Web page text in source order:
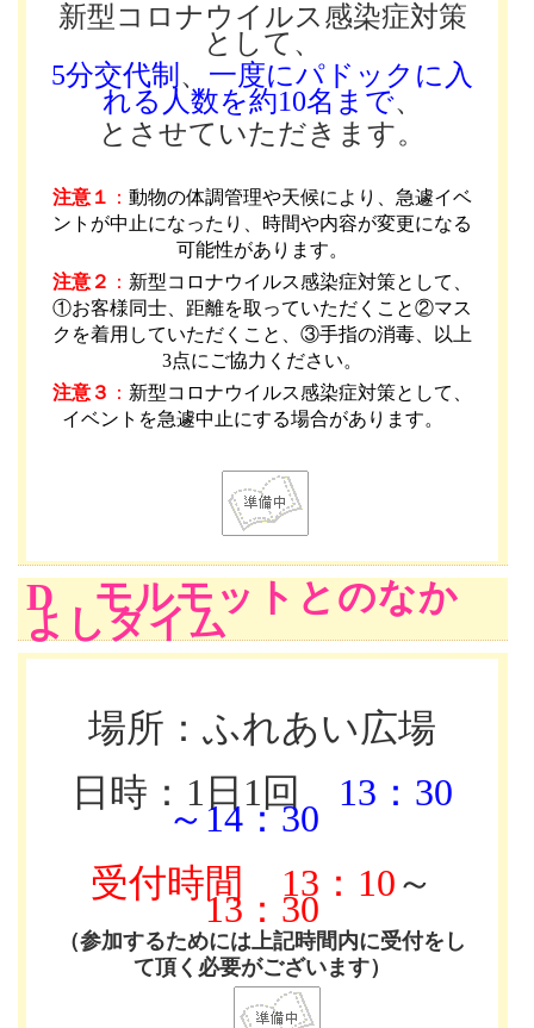
新型コロナウイルス感染症対策
として、
5分交代制 、 一度にパドックに入
れる人数を約10名まで、
とさせていただきます。
注意１ ：動物の体調管理や天候により、急遽イベ
ントが中止になったり、時間や内容が変更になる
可能性があります。
注意２ ： 新型コロナウイルス感染症対策として、
①お客様同士、距離を取っていただくこと②マス
クを着用していただくこと、③手指の消毒、以上
3点にご協力ください。
注意３ ： 新型コロナウイルス感染症対策として、
イベントを急遽中止にする場合があります。
D モルモットとのなか
よしタイム
場所：ふれあい広場
日時：1日1回
13：30
～14：30
受付時間
13：10～
13：30
（参加するためには上記時間内に受付をし
て頂く必要がございます）